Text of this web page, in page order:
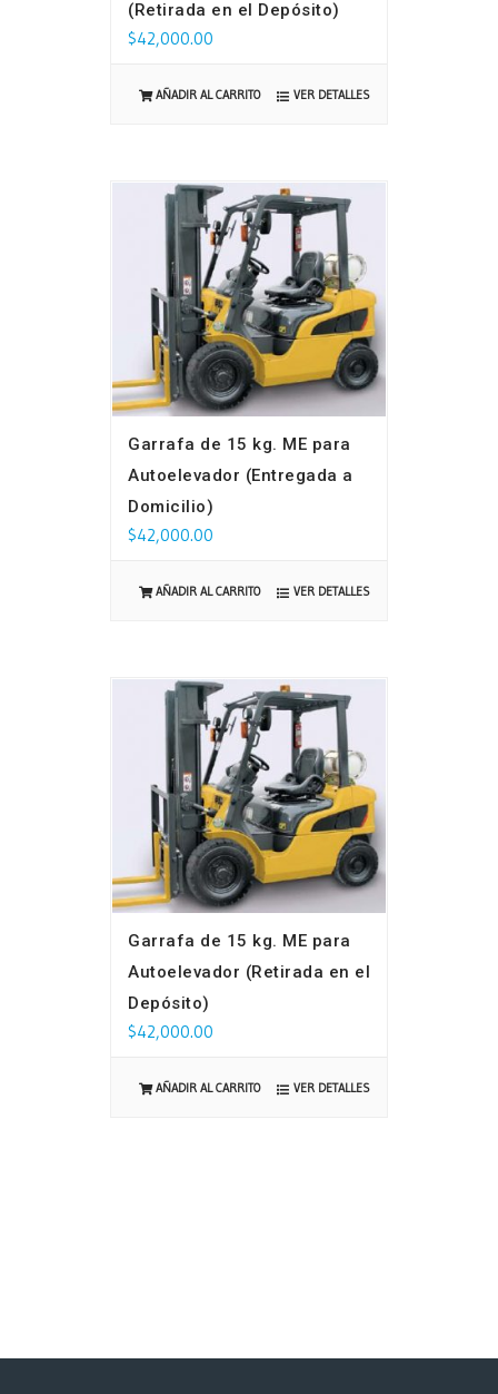
(Retirada en el Depósito)
$42,000.00
AÑADIR AL CARRITO VER DETALLES
Garrafa de 15 kg. ME para
Autoelevador (Entregada a
Domicilio)
$42,000.00
AÑADIR AL CARRITO VER DETALLES
Garrafa de 15 kg. ME para
Autoelevador (Retirada en el
Depósito)
$42,000.00
AÑADIR AL CARRITO VER DETALLES